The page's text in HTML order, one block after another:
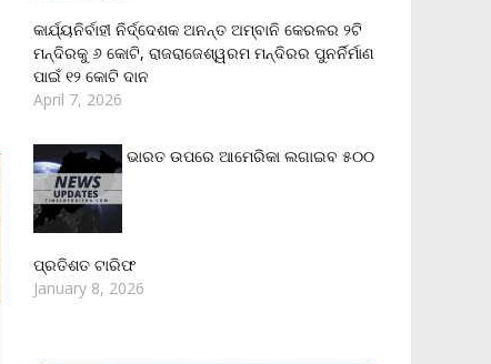
କାର୍ଯ୍ୟନିର୍ବାହୀ ନିର୍ଦ୍ଦେଶକ ଅନନ୍ତ ଅମ୍ବାନି କେରଳର ୨ଟି
ମନ୍ଦିରକୁ ୬ କୋଟି, ରାଜରାଜେଶ୍ୱରମ ମନ୍ଦିରର ପୁନର୍ନିର୍ମାଣ
ପାଇଁ ୧୨ କୋଟି ଦାନ
April 7, 2026
ଭାରତ ଉପରେ ଆମେରିକା ଲଗାଇବ ୫୦୦
ପ୍ରତିଶତ ଟାରିଫ
January 8, 2026